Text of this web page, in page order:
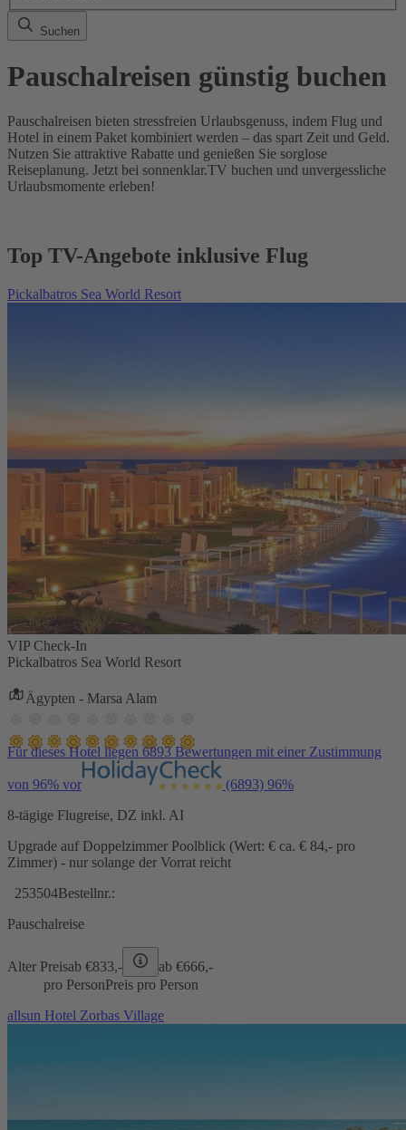
Suchen
Pauschalreisen günstig buchen
Pauschalreisen bieten stressfreien Urlaubsgenuss, indem Flug und
Hotel in einem Paket kombiniert werden – das spart Zeit und Geld.
Nutzen Sie attraktive Rabatte und genießen Sie sorglose
Reiseplanung. Jetzt bei sonnenklar.TV buchen und unvergessliche
Urlaubsmomente erleben!
Top TV-Angebote inklusive Flug
Pickalbatros Sea World Resort
VIP Check-In
Pickalbatros Sea World Resort
Ägypten - Marsa Alam
Für dieses Hotel liegen 6893 Bewertungen mit einer Zustimmung
von 96% vor (6893) 96%
8-tägige Flugreise, DZ inkl. AI
Upgrade auf Doppelzimmer Poolblick (Wert: € ca. € 84,- pro
Zimmer) - nur solange der Vorrat reicht
253504Bestellnr.:
Pauschalreise
Alter Preisab €833,- ab €666,-
pro PersonPreis pro Person
allsun Hotel Zorbas Village